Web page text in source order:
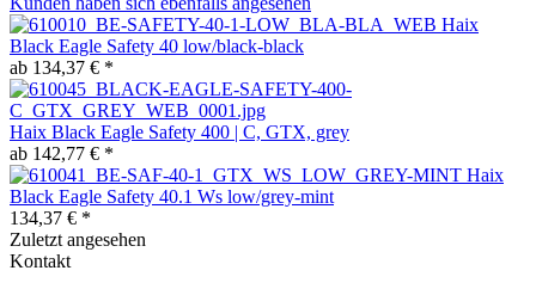
Haix
Black Eagle Safety 40 low/black-black
ab 134,37 € *
Haix Black Eagle Safety 400 | C, GTX, grey
ab 142,77 € *
Haix
Black Eagle Safety 40.1 Ws low/grey-mint
134,37 € *
Zuletzt angesehen
Kontakt